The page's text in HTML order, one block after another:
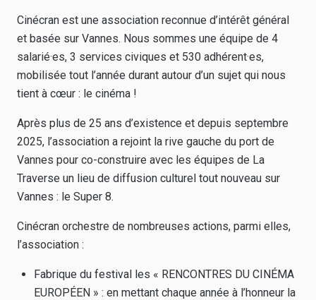
Cinécran est une association reconnue d’intérêt général
et basée sur Vannes. Nous sommes une équipe de 4
salarié·es, 3 services civiques et 530 adhérent·es,
mobilisée tout l’année durant autour d’un sujet qui nous
tient à cœur : le cinéma !
Après plus de 25 ans d’existence et depuis septembre
2025, l’association a rejoint la rive gauche du port de
Vannes pour co-construire avec les équipes de La
Traverse un lieu de diffusion culturel tout nouveau sur
Vannes : le Super 8.
Cinécran orchestre de nombreuses actions, parmi elles,
l’association :
Fabrique du festival les « RENCONTRES DU CINÉMA
EUROPÉEN » : en mettant chaque année à l’honneur la